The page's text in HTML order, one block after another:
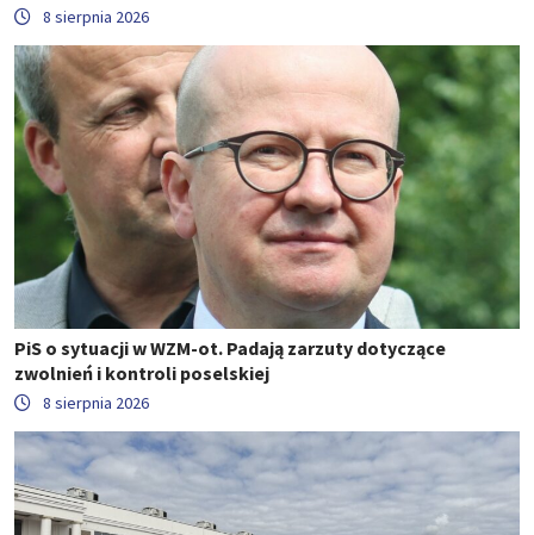
8 sierpnia 2026
PiS o sytuacji w WZM-ot. Padają zarzuty dotyczące
zwolnień i kontroli poselskiej
8 sierpnia 2026